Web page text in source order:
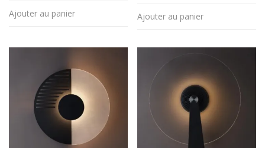
Ajouter au panier Ajouter au panier